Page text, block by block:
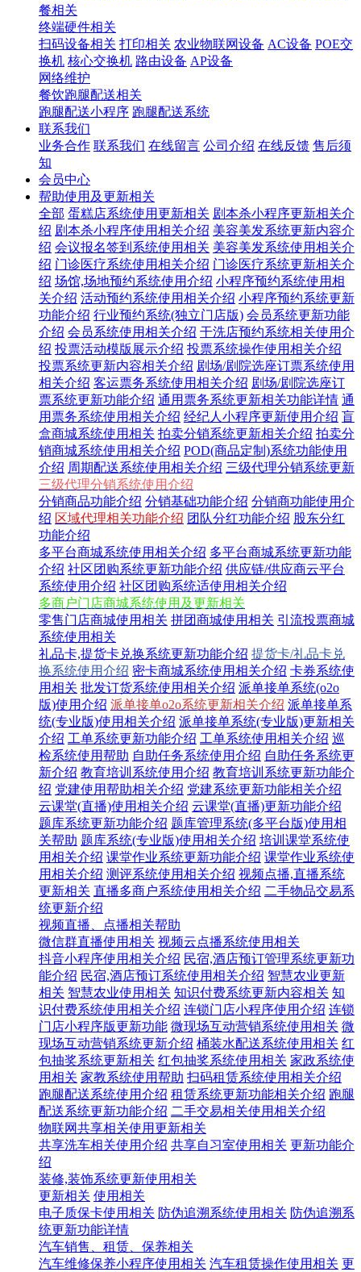
餐相关
终端硬件相关
扫码设备相关 打印相关 农业物联网设备 AC设备 POE交
换机 核心交换机 路由设备 AP设备
网络维护
餐饮跑腿配送相关
跑腿配送小程序 跑腿配送系统
联系我们
业务合作 联系我们 在线留言 公司介绍 在线反馈 售后须
知
会员中心
帮助使用及更新相关
全部 蛋糕店系统使用更新相关 剧本杀小程序更新相关介
绍 剧本杀小程序使用相关介绍 美容美发系统更新内容介
绍 会议报名签到系统使用相关 美容美发系统使用相关介
绍 门诊医疗系统使用相关介绍 门诊医疗系统更新相关介
绍 场馆,场地预约系统使用介绍 小程序预约系统使用相
关介绍 活动预约系统使用相关介绍 小程序预约系统更新
功能介绍 行业预约系统(独立门店版) 会员系统更新功能
介绍 会员系统使用相关介绍 干洗店预约系统相关使用介
绍 投票活动模版展示介绍 投票系统操作使用相关介绍
投票系统更新内容相关介绍 剧场/剧院选座订票系统使用
相关介绍 客运票务系统使用相关介绍 剧场/剧院选座订
票系统更新功能介绍 通用票务系统更新相关功能详情 通
用票务系统使用相关介绍 经纪人小程序更新使用介绍 盲
盒商城系统使用相关 拍卖分销系统更新相关介绍 拍卖分
销商城系统使用相关介绍 POD(商品定制)系统功能使用
介绍 周期配送系统使用相关介绍 三级代理分销系统更新
三级代理分销系统使用介绍
分销商品功能介绍 分销基础功能介绍 分销商功能使用介
绍 区域代理相关功能介绍 团队分红功能介绍 股东分红
功能介绍
多平台商城系统使用相关介绍 多平台商城系统更新功能
介绍 社区团购系统更新功能介绍 供应链/供应商云平台
系统使用介绍 社区团购系统适使用相关介绍
多商户门店商城系统使用及更新相关
零售门店商城使用相关 拼团商城使用相关 引流投票商城
系统使用相关
礼品卡,提货卡兑换系统更新功能介绍 提货卡/礼品卡兑
换系统使用介绍 密卡商城系统使用相关介绍 卡券系统使
用相关 批发订货系统使用相关介绍 派单接单系统(o2o
版)使用介绍 派单接单o2o系统更新相关介绍 派单接单系
统(专业版)使用相关介绍 派单接单系统(专业版)更新相关
介绍 工单系统更新功能介绍 工单系统使用相关介绍 巡
检系统使用帮助 自助任务系统使用介绍 自助任务系统更
新介绍 教育培训系统使用介绍 教育培训系统更新功能介
绍 党建使用帮助相关介绍 党建系统更新功能相关介绍
云课堂(直播)使用相关介绍 云课堂(直播)更新功能介绍
题库系统更新功能介绍 题库管理系统(多平台版)使用相
关帮助 题库系统(专业版)使用相关介绍 培训课堂系统使
用相关介绍 课堂作业系统更新功能介绍 课堂作业系统使
用相关介绍 测评系统使用相关介绍 视频点播,直播系统
更新相关 直播多商户系统使用相关介绍 二手物品交易系
统更新介绍
视频直播、点播相关帮助
微信群直播使用相关 视频云点播系统使用相关
抖音小程序使用相关介绍 民宿,酒店预订管理系统更新功
能介绍 民宿,酒店预订系统使用相关介绍 智慧农业更新
相关 智慧农业使用相关 知识付费系统更新内容相关 知
识付费系统使用相关介绍 连锁门店小程序使用介绍 连锁
门店小程序版更新功能 微现场互动营销系统使用相关 微
现场互动营销系统更新介绍 桶装水配送系统使用相关 红
包抽奖系统更新相关 红包抽奖系统使用相关 家政系统使
用相关 家教系统使用帮助 扫码租赁系统使用相关介绍
跑腿配送系统使用介绍 租赁系统更新功能相关介绍 跑腿
配送系统更新功能介绍 二手交易相关使用相关介绍
物联网共享相关使用更新相关
共享洗车相关使用介绍 共享自习室使用相关 更新功能介
绍
装修,装饰系统更新使用相关
更新相关 使用相关
电子质保卡使用相关 防伪追溯系统使用相关 防伪追溯系
统更新功能详情
汽车销售、租赁、保养相关
汽车维修保养小程序使用相关 汽车租赁操作使用相关 更